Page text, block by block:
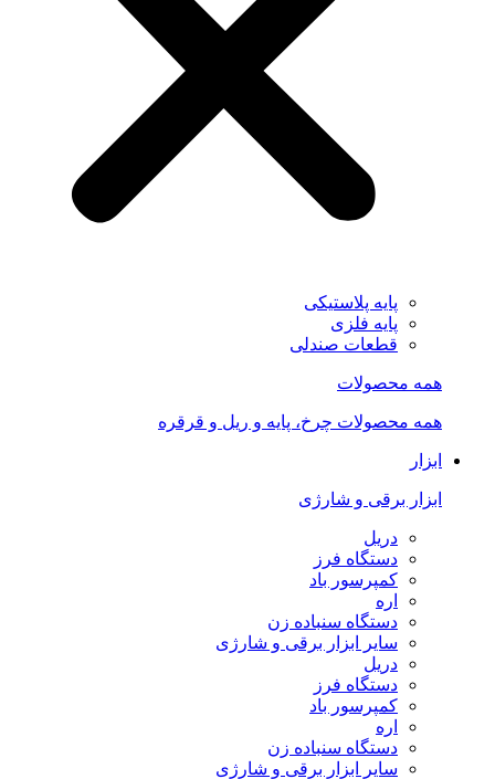
پایه پلاستیکی
پایه فلزی
قطعات صندلی
همه محصولات
همه محصولات چرخ، پایه و ریل و قرقره
ابزار
ابزار برقی و شارژی
دریل
دستگاه فرز
کمپرسور باد
اره
دستگاه سنباده زن
سایر ابزار برقی و شارژی
دریل
دستگاه فرز
کمپرسور باد
اره
دستگاه سنباده زن
سایر ابزار برقی و شارژی